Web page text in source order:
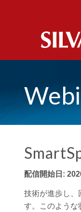
配信開始日:
技術が進歩し、
す。このような